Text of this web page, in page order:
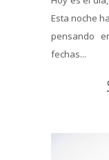
Esta noche
pensando
fechas...